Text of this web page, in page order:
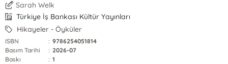
Sarah Welk
Türkiye İş Bankası Kültür Yayınları
Hikayeler - Öyküler
ISBN : 9786254051814
Basım Tarihi
: 2026-07
Baskı
: 1